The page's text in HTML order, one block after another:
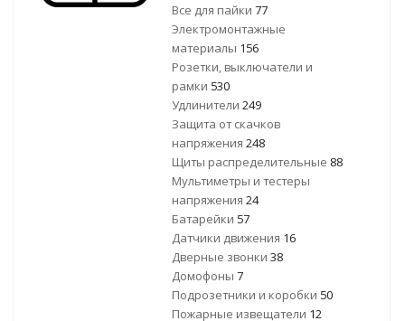
Все для пайки 77
Электромонтажные
материалы 156
Розетки, выключатели и
рамки 530
Удлинители 249
Защита от скачков
напряжения 248
Щиты распределительные 88
Мультиметры и тестеры
напряжения 24
Батарейки 57
Датчики движения 16
Дверные звонки 38
Домофоны 7
Подрозетники и коробки 50
Пожарные извещатели 12